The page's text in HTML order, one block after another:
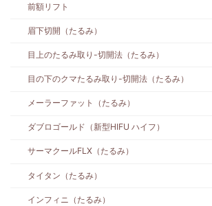
前額リフト
眉下切開（たるみ）
目上のたるみ取り-切開法（たるみ）
目の下のクマたるみ取り-切開法（たるみ）
メーラーファット（たるみ）
ダブロゴールド（新型HIFU ハイフ）
サーマクールFLX（たるみ）
タイタン（たるみ）
インフィニ（たるみ）